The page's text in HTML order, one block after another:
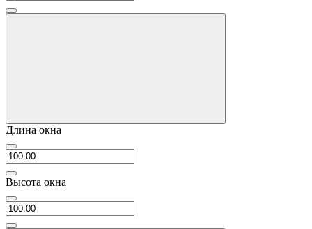
Длина окна
Высота окна